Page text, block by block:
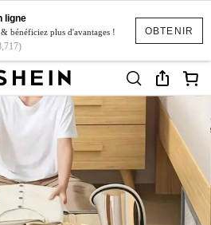
OBTENIR
ligne
bénéficiez plus d'avantages !